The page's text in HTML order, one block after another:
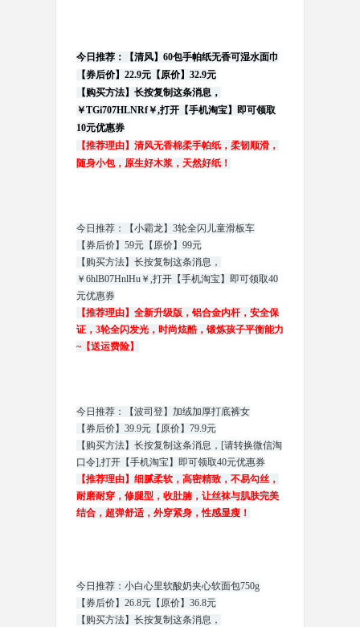
今日推荐：【清风】60包手帕纸无香可湿水面巾
【券后价】22.9元【原价】32.9元
【购买方法】长按复制这条消息，
￥TGi707HLNRf￥,打开【手机淘宝】即可领取
10元优惠券
【推荐理由】清风无香棉柔手帕纸，柔韧顺滑，
随身小包，原生好木浆，天然好纸！
今日推荐：【小霸龙】3轮全闪儿童滑板车
【券后价】59元【原价】99元
【购买方法】长按复制这条消息，
￥6hlB07HnlHu￥,打开【手机淘宝】即可领取40
元优惠券
【推荐理由】全新升级版，铝合金内杆，安全保
证，3轮全闪发光，时尚炫酷，锻炼孩子平衡能力
~【送运费险】
今日推荐：【波司登】加绒加厚打底裤女
【券后价】39.9元【原价】79.9元
【购买方法】长按复制这条消息， [请转换微信淘
口令],打开【手机淘宝】即可领取40元优惠券
【推荐理由】细腻柔软，高密精致，不易勾丝，
耐磨耐穿，修腿型，收肚腩，让丝袜与肌肤完美
结合，超弹舒适，外穿紧身，性感显瘦！
今日推荐：小白心里软酸奶夹心软面包750g
【券后价】26.8元【原价】36.8元
【购买方法】长按复制这条消息，